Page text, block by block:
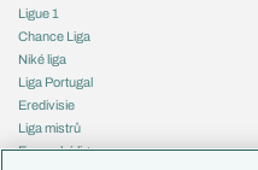
Ligue 1
Chance Liga
Niké liga
Liga Portugal
Eredivisie
Liga mistrů
Evropská liga